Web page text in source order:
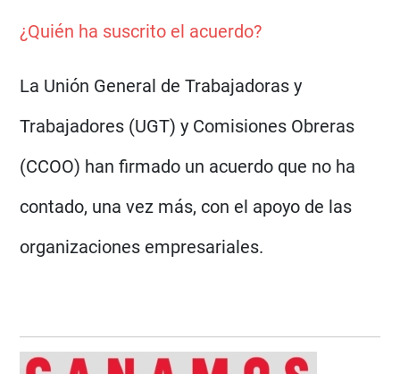
¿Quién ha suscrito el acuerdo?
La Unión General de Trabajadoras y
Trabajadores (UGT) y Comisiones Obreras
(CCOO) han firmado un acuerdo que no ha
contado, una vez más, con el apoyo de las
organizaciones empresariales.